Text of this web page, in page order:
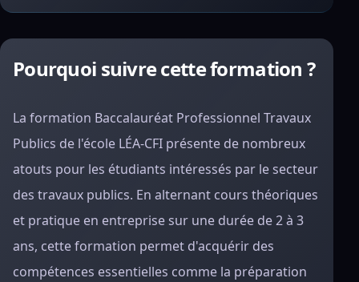
Pourquoi suivre cette formation ?
La formation Baccalauréat Professionnel Travaux
Publics de l'école LÉA-CFI présente de nombreux
atouts pour les étudiants intéressés par le secteur
des travaux publics. En alternant cours théoriques
et pratique en entreprise sur une durée de 2 à 3
ans, cette formation permet d'acquérir des
compétences essentielles comme la préparation